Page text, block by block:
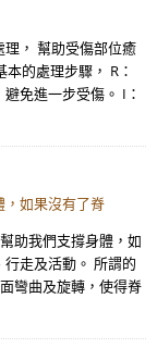
， 幫助受傷部位癒
的處理步驟， R：
免進一步受傷。 I：
，如果沒有了脊
助我們支撐身體，如
走及活動。 所謂的
彎曲及旋轉，使得脊